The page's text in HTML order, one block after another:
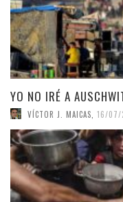
YO NO IRÉ A
VÍCTOR J. MAICAS 16/07/